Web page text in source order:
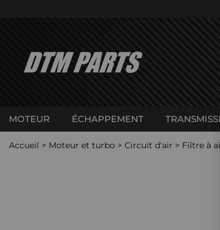
MOTEUR ÉCHAPPEMENT
Accueil > Moteur et turbo > Circuit d'air > Filtre à